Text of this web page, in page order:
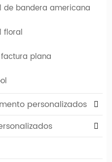
dos gorras de béisbol de
|Pequeñas gorras de
de bandera americana
floral
plana
personalizados